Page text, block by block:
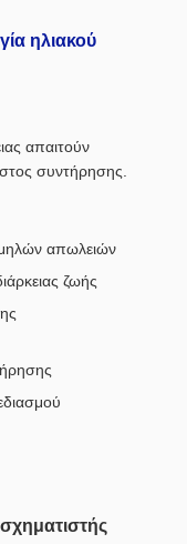
ηλιακού
απαιτούν
συντήρησης.
απωλειών
ζωής